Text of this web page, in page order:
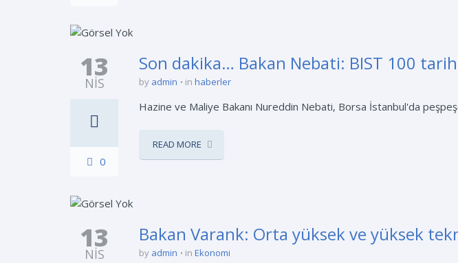
13
NIS
0
Son dakika… Bakan Nebati: BIST 100
by admin in haberler
Hazine ve Maliye Bakanı Nureddin Nebati, Borsa İstanbul'da
READ MORE
13
NIS
Bakan Varank: Orta yüksek ve yüksek
by admin in Ekonomi